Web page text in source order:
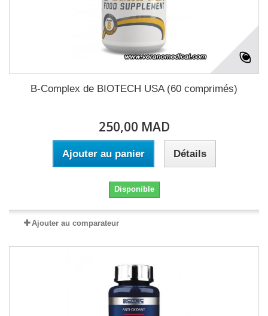
B-Complex de BIOTECH USA (60 comprimés)
250,00 MAD
Ajouter au panier Détails
Disponible
Ajouter au comparateur